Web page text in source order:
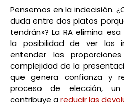
Pensemos en la indecisión.
duda entre dos platos
tendrán»? La RA elimina
la posibilidad de ver los
entender las
complejidad de la
que genera confianza y
proceso de elección,
contribuye areducir las